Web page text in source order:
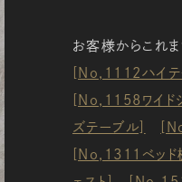
お客様からこれま
[No,1112ハイテ
[No,1158ワイド
ズテーブル]
[No,1311ベッド